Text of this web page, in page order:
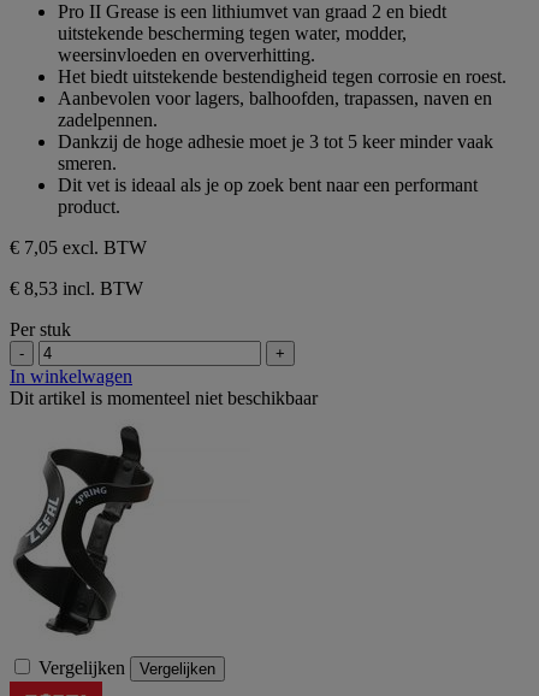
sterren.
Pro II Grease is een lithiumvet van graad 2 en biedt
uitstekende bescherming tegen water, modder,
weersinvloeden en oververhitting.
Het biedt uitstekende bestendigheid tegen corrosie en roest.
Aanbevolen voor lagers, balhoofden, trapassen, naven en
zadelpennen.
Dankzij de hoge adhesie moet je 3 tot 5 keer minder vaak
smeren.
Dit vet is ideaal als je op zoek bent naar een performant
product.
€ 7,05 excl. BTW
€ 8,53 incl. BTW
Per stuk
- +
In winkelwagen
Dit artikel is momenteel niet beschikbaar
Vergelijken Vergelijken